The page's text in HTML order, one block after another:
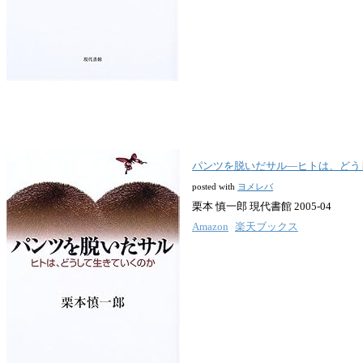
パンツを脱いだサル―ヒトは、どう
posted with ヨメレバ
栗本 慎一郎 現代書館 2005-04
Amazon 楽天ブックス